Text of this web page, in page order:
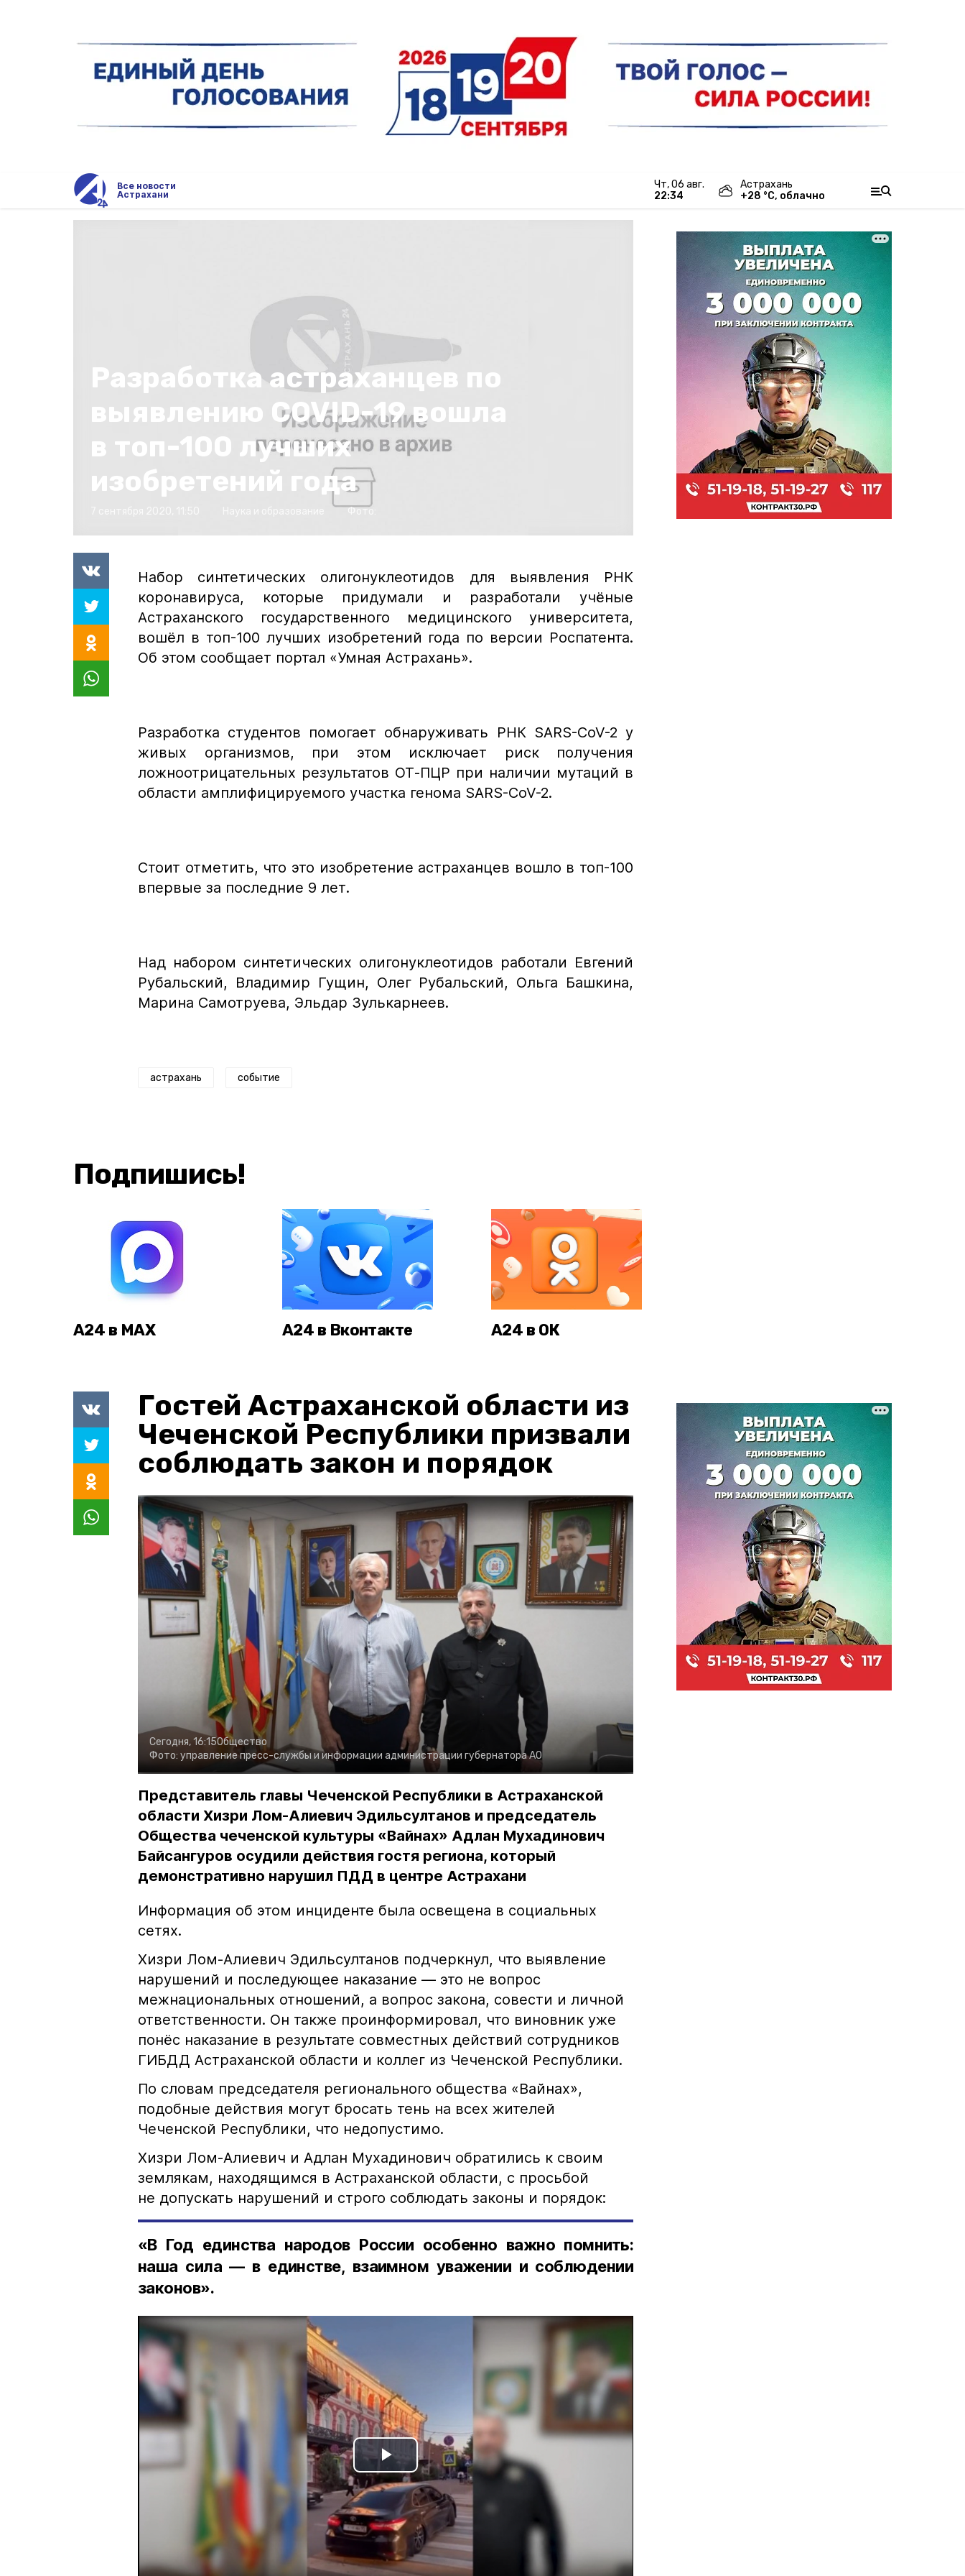
Все новости
Астрахани
чт, 06 авг.
22:34
Астрахань
+28 °С, облачно
Разработка астраханцев по
выявлению COVID-19 вошла
в топ-100 лучших
изобретений года
Фото:
Набор синтетических олигонуклеотидов для выявления РНК
коронавируса, которые придумали и разработали учёные
Астраханского государственного медицинского университета,
вошёл в топ-100 лучших изобретений года по версии Роспатента.
Об этом сообщает портал «Умная Астрахань».
Разработка студентов помогает обнаруживать РНК SARS-CoV-2 у
живых организмов, при этом исключает риск получения
ложноотрицательных результатов ОТ-ПЦР при наличии мутаций в
области амплифицируемого участка генома SARS-CoV-2.
Стоит отметить, что это изобретение астраханцев вошло в топ-100
впервые за последние 9 лет.
Над набором синтетических олигонуклеотидов работали Евгений
Рубальский, Владимир Гущин, Олег Рубальский, Ольга Башкина,
Марина Самотруева, Эльдар Зулькарнеев.
астрахань событие
Подпишись!
А24 в MAX А24 в Вконтакте А24 в ОК
Гостей Астраханской области из
Чеченской Республики призвали
соблюдать закон и порядок
Сегодня, 16:15Общество
Фото: управление пресс-службы и информации администрации губернатора АО
Представитель главы Чеченской Республики в Астраханской
области Хизри Лом-Алиевич Эдильсултанов и председатель
Общества чеченской культуры «Вайнах» Адлан Мухадинович
Байсангуров осудили действия гостя региона, который
демонстративно нарушил ПДД в центре Астрахани
Информация об этом инциденте была освещена в социальных
сетях.
Хизри Лом-Алиевич Эдильсултанов подчеркнул, что выявление
нарушений и последующее наказание — это не вопрос
межнациональных отношений, а вопрос закона, совести и личной
ответственности. Он также проинформировал, что виновник уже
понёс наказание в результате совместных действий сотрудников
ГИБДД Астраханской области и коллег из Чеченской Республики.
По словам председателя регионального общества «Вайнах»,
подобные действия могут бросать тень на всех жителей
Чеченской Республики, что недопустимо.
Хизри Лом-Алиевич и Адлан Мухадинович обратились к своим
землякам, находящимся в Астраханской области, с просьбой
не допускать нарушений и строго соблюдать законы и порядок:
«В Год единства народов России особенно важно помнить:
наша сила — в единстве, взаимном уважении и соблюдении
законов».
Play
Video